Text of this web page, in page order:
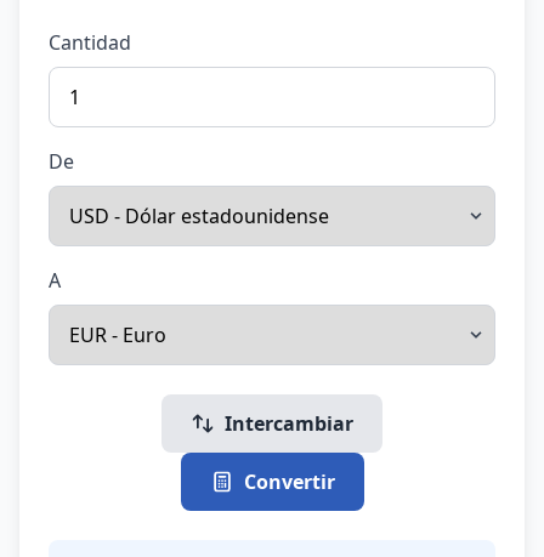
Cantidad
De
A
Intercambiar
Convertir